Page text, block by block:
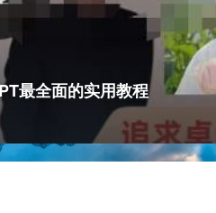
最全面的实用教程